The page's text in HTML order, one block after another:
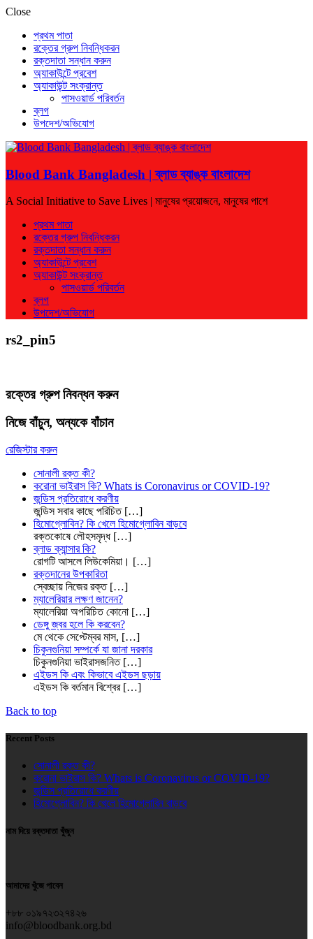
Close
প্রথম পাতা
রক্তের গ্রুপ নিবন্ধিকরন
রক্তদাতা সন্ধান করুন
অ্যাকাউন্টে প্রবেশ
অ্যাকাউন্ট সংক্রান্ত
পাসওয়ার্ড পরিবর্তন
ব্লগ
উপদেশ/অভিযোগ
Blood Bank Bangladesh | ব্লাড ব্যাঙ্ক বাংলাদেশ
A Social Initiative to Save Lives | মানুষের প্রয়োজনে, মানুষের পাশে
প্রথম পাতা
রক্তের গ্রুপ নিবন্ধিকরন
রক্তদাতা সন্ধান করুন
অ্যাকাউন্টে প্রবেশ
অ্যাকাউন্ট সংক্রান্ত
পাসওয়ার্ড পরিবর্তন
ব্লগ
উপদেশ/অভিযোগ
rs2_pin5
রক্তের গ্রুপ নিবন্ধন করুন
নিজে বাঁচুন, অন্যকে বাঁচান
রেজিস্টার করুন
সোনালী রক্ত কী?
করোনা ভাইরাস কি? Whats is Coronavirus or COVID-19?
জন্ডিস প্রতিরোধে করণীয়
জন্ডিস সবার কাছে পরিচিত […]
হিমোগ্লোবিন? কি খেলে হিমোগ্লোবিন বাড়বে
রক্তকোষে লৌহসমৃদ্ধ […]
ব্লাড ক্যান্সার কি?
রোগটি আসলে লিউকেমিয়া। […]
রক্তদানের উপকারিতা
স্বেচ্ছায় নিজের রক্ত […]
ম্যালেরিয়ার লক্ষণ জানেন?
ম্যালেরিয়া অপরিচিত কোনো […]
ডেঙ্গু জ্বর হলে কি করবেন?
মে থেকে সেপ্টেম্বর মাস, […]
চিকুনগুনিয়া সম্পর্কে যা জানা দরকার
চিকুনগুনিয়া ভাইরাসজনিত […]
এইডস কি এবং কিভাবে এইডস ছড়ায়
এইডস কি বর্তমান বিশ্বের […]
Back to top
Recent Posts
সোনালী রক্ত কী?
করোনা ভাইরাস কি? Whats is Coronavirus or COVID-19?
জন্ডিস প্রতিরোধে করণীয়
হিমোগ্লোবিন? কি খেলে হিমোগ্লোবিন বাড়বে
নাম দিয়ে রক্তদাতা খুঁজুন
আমাদের খুঁজে পাবেন
+৮৮ ০১৯৭২৩২৭৪২৬
info@bloodbank.org.bd